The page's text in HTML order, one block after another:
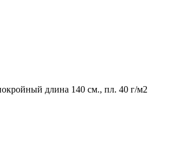
длина 140 см., пл. 40 г/м2